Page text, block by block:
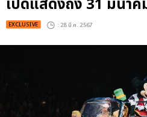
เปิดแสดงถึง 31 มีนาค
EXCLUSIVE : 28 มี.ค. 2567